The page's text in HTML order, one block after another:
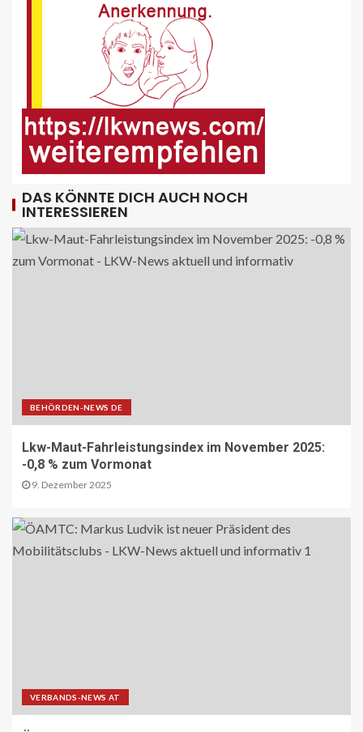
FUHRPARK-UNTERNEHMENS-NEWS DE
Sattelauflieger im Kundeneinsatz
beim Bau mobiler Strassen
PUBLIKATIONEN (STRASSE) DE
„Alles im Tacho?!“ macht Lenk- und
Ruhezeiten begreifbar
Hagedorn wächst mit Hüffermann-
Erwerb und stärkt seine Schwerlast-
und Kranlogistik
14
PAKETZUSTELLER DE
Sonderbriefmarke würdigt
„Stolpersteine“-Initiative zum
Gedenken an NS-Opfer
STRASSEN-NEWS CH
A9 Südumfahrung Visp: Sperrung
16
DAS KÖNNTE DICH AUCH NOCH
INTERESSIEREN
BEHÖRDEN-NEWS DE
Lkw-Maut-Fahrleistungsindex im November 2025:
-0,8 % zum Vormonat
9. Dezember 2025
VERBANDS-NEWS AT